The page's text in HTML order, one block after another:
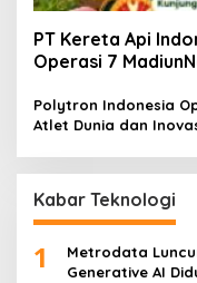
PT Kereta Api
Operasi 7
Polytron Indonesia
Atlet Dunia dan
Kabar Teknologi
1
Metrodata
Generative AI